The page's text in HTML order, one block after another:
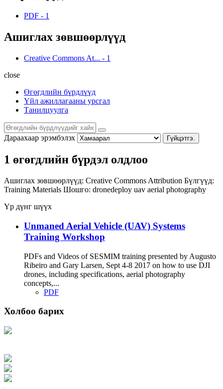
PDF - 1
Ашиглах зөвшөөрлүүд
Creative Commons At... - 1
close
Өгөгдлийн бүрдлүүд
Үйл ажиллагааны урсгал
Танилцуулга
Дараахаар эрэмбэлэх Гүйцэтгэ.
1 өгөгдлийн бүрдэл олдлоо
Ашиглах зөвшөөрлүүд: Creative Commons Attribution Бүлгүүд:
Training Materials Шошго: dronedeploy uav aerial photography
Үр дүнг шүүх
Unmaned Aerial Vehicle (UAV) Systems
Training Workshop
PDFs and Videos of SESMIM training presented by Augusto
Ribeiro and Gary Larsen, Sept 4-8 2017 on how to use DJI
drones, including specifications, aerial photography
concepts,...
PDF
Холбоо барих